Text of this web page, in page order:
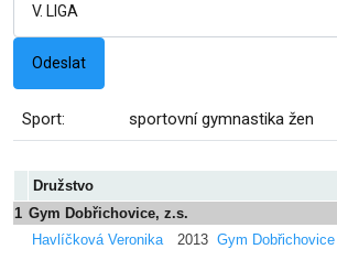
Sport: sportovní gymnastika žen
Družstvo
1 Gym Dobřichovice, z.s.
Havlíčková Veronika
2013 Gym Dobřichovice